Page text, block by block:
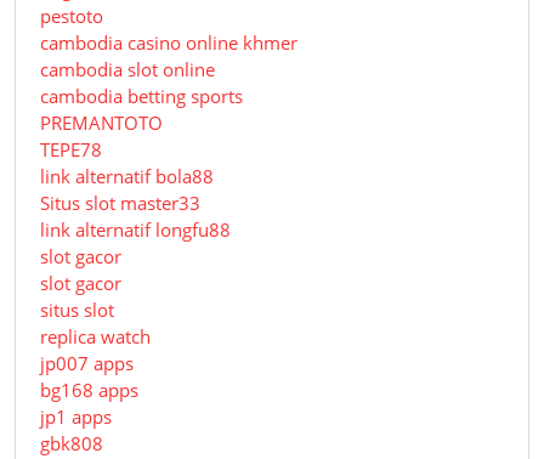
pestoto
cambodia casino online khmer
cambodia slot online
cambodia betting sports
PREMANTOTO
TEPE78
link alternatif bola88
Situs slot master33
link alternatif longfu88
slot gacor
slot gacor
situs slot
replica watch
jp007 apps
bg168 apps
jp1 apps
gbk808